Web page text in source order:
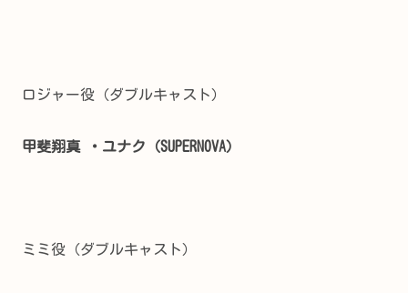
ロジャー役（ダブルキャスト）
甲斐翔真 ・ユナク（SUPERNOVA）
ミミ役（ダブルキャスト）